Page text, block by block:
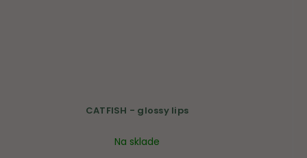
CATFISH - glossy lips
Na sklade